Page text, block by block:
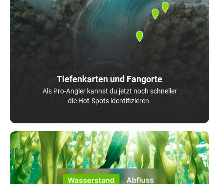
Tiefenkarten und Fangorte
Als Pro-Angler kannst du jetzt noch schneller
die Hot-Spots identifizieren.